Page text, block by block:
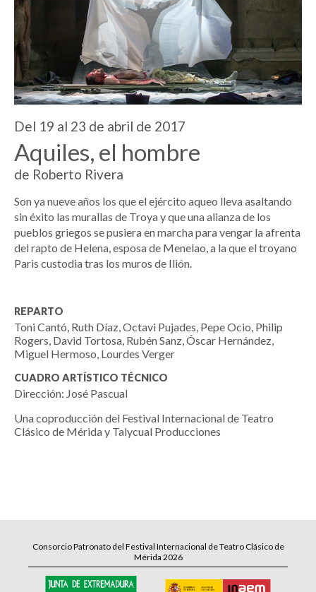
Del 19 al 23 de abril de 2017
Aquiles, el hombre
de Roberto Rivera
Son ya nueve años los que el ejército aqueo lleva asaltando
sin éxito las murallas de Troya y que una alianza de los
pueblos griegos se pusiera en marcha para vengar la afrenta
del rapto de Helena, esposa de Menelao, a la que el troyano
Paris custodia tras los muros de Ilión.
REPARTO
Toni Cantó, Ruth Díaz, Octavi Pujades, Pepe Ocio, Philip
Rogers, David Tortosa, Rubén Sanz, Óscar Hernández,
Miguel Hermoso, Lourdes Verger
CUADRO ARTÍSTICO TÉCNICO
Dirección: José Pascual
Una coproducción del Festival Internacional de Teatro
Clásico de Mérida y Talycual Producciones
Consorcio Patronato del Festival Internacional de Teatro Clásico de
Mérida 2026